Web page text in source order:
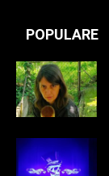
POPULARE